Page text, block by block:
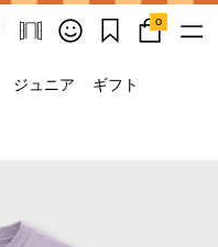
0
ジュニア ギフト